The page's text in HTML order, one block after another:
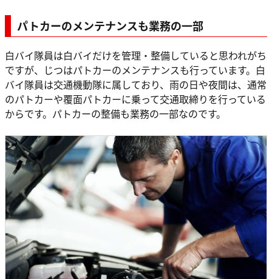
パトカーのメンテナンスも業務の一部
白バイ隊員は白バイだけを管理・整備していると思われがち
ですが、じつはパトカーのメンテナンスも行っています。白
バイ隊員は交通機動隊に属しており、雨の日や夜間は、通常
のパトカーや覆面パトカーに乗って交通取締りを行っている
からです。パトカーの整備も業務の一部なのです。